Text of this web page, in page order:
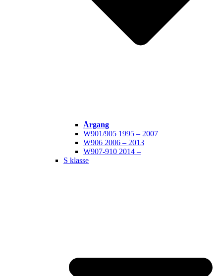
Årgang
W901/905 1995 – 2007
W906 2006 – 2013
W907-910 2014 –
S klasse